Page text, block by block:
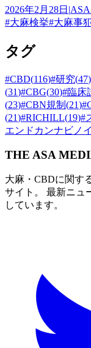
2026年2月28日 |
#大麻検挙#大麻事
タグ
#CBD(116)#研究(47)
(31)#CBG(30)#臨床
(23)#CBN規制 (21)#
(21)#RICHILL(19)#
エンドカンナビノ
THE ASA
大麻・CBDに関す
サイト。 最新ニュ
しています。